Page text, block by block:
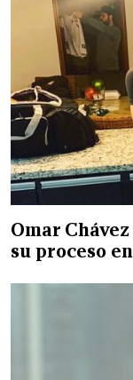
Omar
su proceso